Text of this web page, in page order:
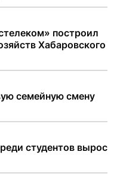
построил
Хабаровского
семейную смену
студентов вырос